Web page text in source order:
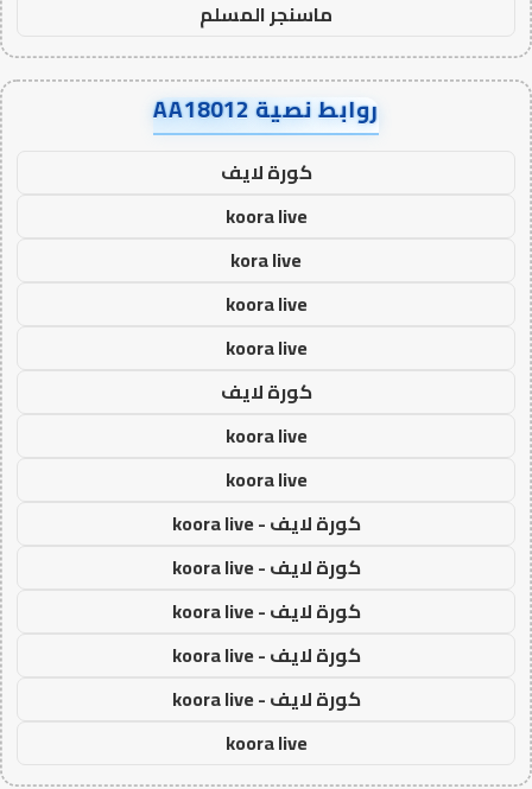
ماسنجر المسلم
روابط نصية AA18012
كورة لايف
koora live
kora live
koora live
koora live
كورة لايف
koora live
koora live
كورة لايف - koora live
كورة لايف - koora live
كورة لايف - koora live
كورة لايف - koora live
كورة لايف - koora live
koora live